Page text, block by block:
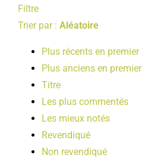
Filtre
Trier par : Aléatoire
Plus récents en premier
Plus anciens en premier
Titre
Les plus commentés
Les mieux notés
Revendiqué
Non revendiqué